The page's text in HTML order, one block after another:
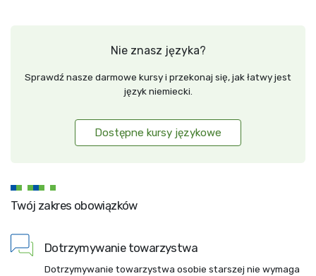
Nie znasz języka?
Sprawdź nasze darmowe kursy i przekonaj się, jak łatwy jest
język niemiecki.
Dostępne kursy językowe
Twój zakres obowiązków
Dotrzymywanie towarzystwa
Dotrzymywanie towarzystwa osobie starszej nie wymaga